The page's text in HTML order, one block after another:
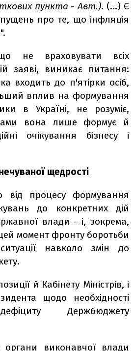
пункта - Авт.). (...) Є
про те, що інфляція
не враховувати всіх
заяві, виникає питання:
входить до п'ятірки осіб,
вплив на формування
в Україні, не розуміє,
вона лише формує й
очікування бізнесу і
щедрості
від процесу формування
до конкретних дій
влади - і, зокрема,
момент фронту боротьби
навколо змін до
й Кабінету Міністрів, і
щодо необхідності
Держбюджету
виконавчої влади